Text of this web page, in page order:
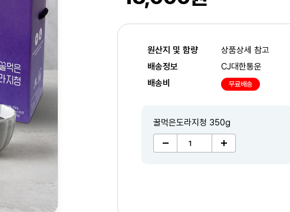
원산지 및 함량
상품상세 참고
배송정보
CJ대한통운
배송비
무료배송
꿀먹은도라지청 350g